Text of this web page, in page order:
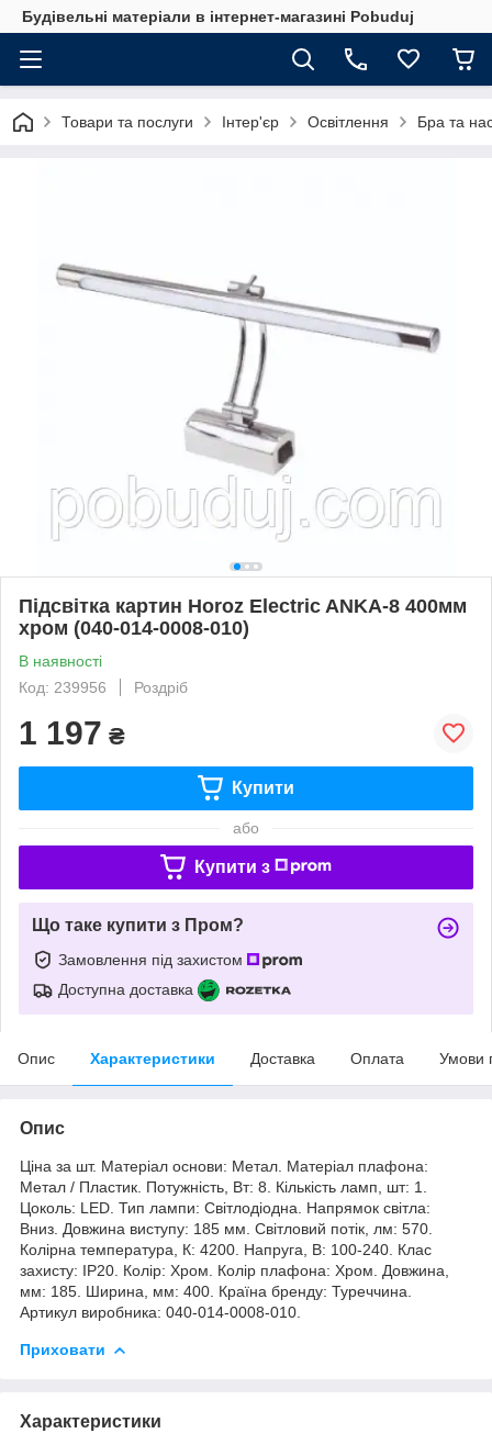
Будівельні матеріали в інтернет-магазині Pobuduj
Товари та послуги Інтер'єр Освітлення Бра та
Підсвітка картин Horoz Electric ANKA-8 400мм
хром (040-014-0008-010)
В наявності
Код: 239956
Роздріб
1 197 ₴
Купити
або
Купити з
Що таке купити з Пром?
Замовлення під захистом
Доступна доставка
Опис Характеристики Доставка Оплата Умови
Опис
Ціна за шт. Матеріал основи: Метал. Матеріал плафона:
Метал / Пластик. Потужність, Вт: 8. Кількість ламп, шт: 1.
Цоколь: LED. Тип лампи: Світлодіодна. Напрямок світла:
Вниз. Довжина виступу: 185 мм. Світловий потік, лм: 570.
Колірна температура, К: 4200. Напруга, В: 100-240. Клас
захисту: IP20. Колір: Хром. Колір плафона: Хром. Довжина,
мм: 185. Ширина, мм: 400. Країна бренду: Туреччина.
Артикул виробника: 040-014-0008-010.
Приховати
Характеристики